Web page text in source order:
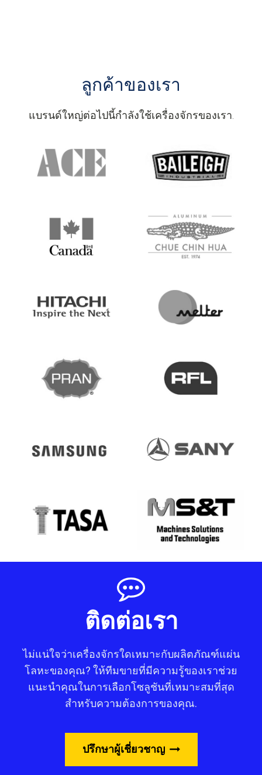
ลูกค้าของเรา
แบรนด์ใหญ่ต่อไปนี้กำลังใช้เครื่องจักรของเรา.
ติดต่อเรา
ไม่แน่ใจว่าเครื่องจักรใดเหมาะกับผลิตภัณฑ์แผ่น
โลหะของคุณ? ให้ทีมขายที่มีความรู้ของเราช่วย
แนะนำคุณในการเลือกโซลูชันที่เหมาะสมที่สุด
สำหรับความต้องการของคุณ.
ปรึกษาผู้เชี่ยวชาญ